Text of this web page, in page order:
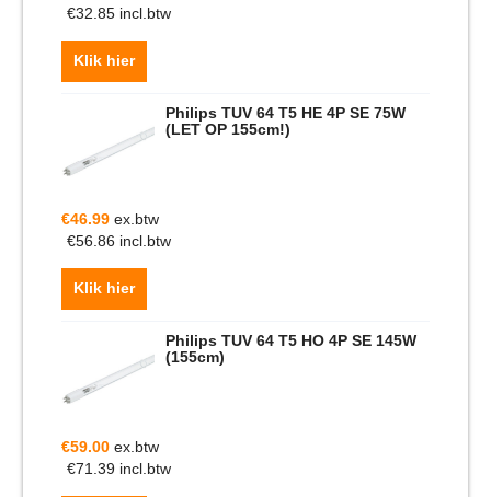
€32.85 incl.btw
Klik hier
Philips TUV 64 T5 HE 4P SE 75W
(LET OP 155cm!)
€46.99 ex.btw
€56.86 incl.btw
Klik hier
Philips TUV 64 T5 HO 4P SE 145W
(155cm)
€59.00 ex.btw
€71.39 incl.btw